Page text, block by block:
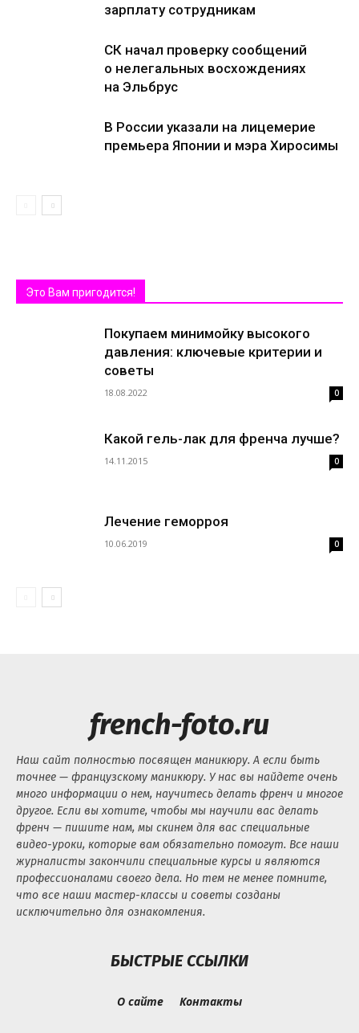
зарплату сотрудникам
СК начал проверку сообщений
о нелегальных восхождениях
на Эльбрус
В России указали на лицемерие
премьера Японии и мэра Хиросимы
Это Вам пригодится!
Покупаем минимойку высокого
давления: ключевые критерии и
советы
18.08.2022 0
Какой гель-лак для френча лучше?
14.11.2015 0
Лечение геморроя
10.06.2019 0
french-foto.ru
Наш сайт полностью посвящен маникюру. А если быть
точнее — французскому маникюру. У нас вы найдете очень
много информации о нем, научитесь делать френч и многое
другое. Если вы хотите, чтобы мы научили вас делать
френч — пишите нам, мы скинем для вас специальные
видео-уроки, которые вам обязательно помогут. Все наши
журналисты закончили специальные курсы и являются
профессионалами своего дела. Но тем не менее помните,
что все наши мастер-классы и советы созданы
исключительно для ознакомления.
БЫСТРЫЕ ССЫЛКИ
О сайте Контакты